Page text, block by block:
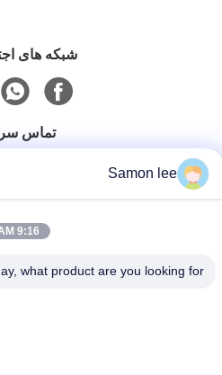
شبکه های
تماس
تلفن
Samon lee
9:16 AM
what product are you looking for?